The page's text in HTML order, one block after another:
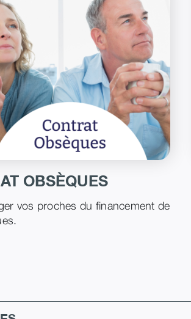
OBSÈQUES
vos proches du financement de